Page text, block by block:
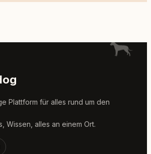
Plattform für alles rund um den
Wissen, alles an einem Ort.